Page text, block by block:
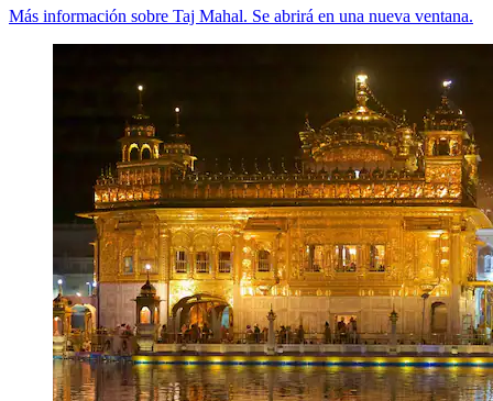
Más información sobre Taj Mahal. Se abrirá en una nueva ventana.